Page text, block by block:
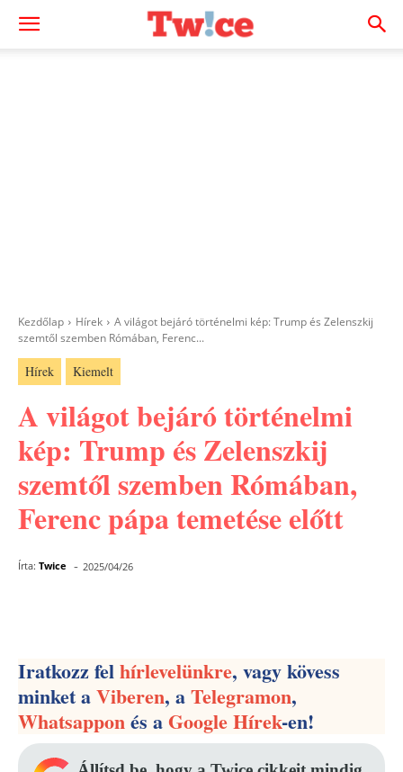
Kezdőlap Hírek
A világot bejáró történelmi kép: Trump és Zelenszkij
szemtől szemben Rómában, Ferenc...
Hírek Kiemelt
A világot bejáró történelmi
kép: Trump és Zelenszkij
szemtől szemben Rómában,
Ferenc pápa temetése előtt
Írta: Twice - 2025/04/26
Iratkozz felhírlevelünkre, vagy kövess
minket aViberen, aTelegramon,
Whatsapponés aGoogle Hírek-en!